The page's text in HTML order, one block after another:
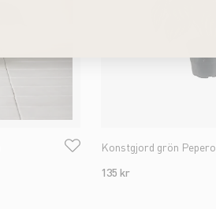
Konstgjord grön
135 kr